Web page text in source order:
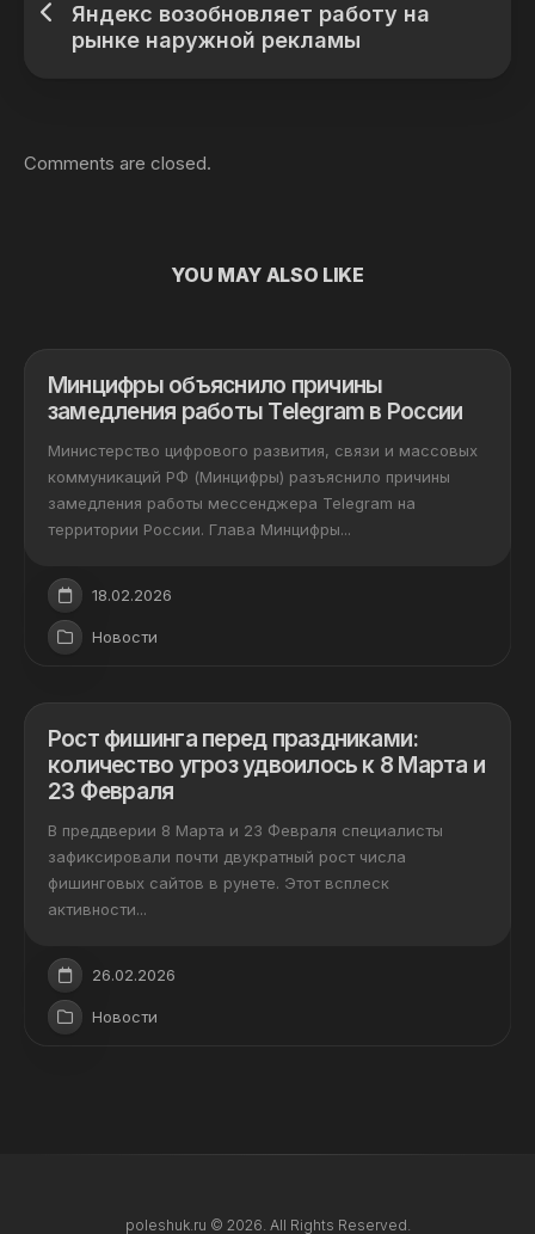
Яндекс возобновляет работу на
рынке наружной рекламы
Comments are closed.
YOU MAY ALSO LIKE
Минцифры объяснило причины
замедления работы Telegram в России
Министерство цифрового развития, связи и массовых
коммуникаций РФ (Минцифры) разъяснило причины
замедления работы мессенджера Telegram на
территории России. Глава Минцифры...
18.02.2026
Новости
Рост фишинга перед праздниками:
количество угроз удвоилось к 8 Марта и
23 Февраля
В преддверии 8 Марта и 23 Февраля специалисты
зафиксировали почти двукратный рост числа
фишинговых сайтов в рунете. Этот всплеск
активности...
26.02.2026
Новости
poleshuk.ru © 2026. All Rights Reserved.